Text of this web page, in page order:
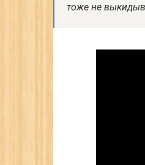
тоже не